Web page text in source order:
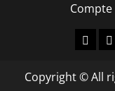
Compte
Accueil
À
Copyright © All